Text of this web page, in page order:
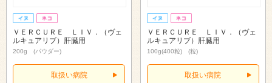
ＶＥＲＣＵＲＥ ＬＩＶ．（ヴェ
ルキュアリブ）肝臓用
200g (パウダー)
取扱い病院
ＶＥＲＣＵＲＥ ＬＩＶ．（ヴェ
ルキュアリブ）肝臓用
100g(400粒) (粒)
取扱い病院